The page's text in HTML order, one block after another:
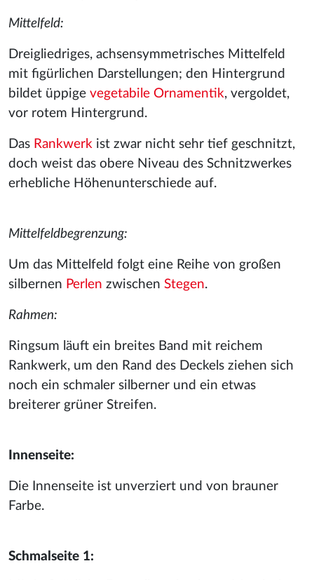
Mittelfeld:
Dreigliedriges, achsensymmetrisches Mittelfeld
mit figürlichen Darstellungen; den Hintergrund
bildet üppige vegetabile Ornamentik, vergoldet,
vor rotem Hintergrund.
Das Rankwerk ist zwar nicht sehr tief geschnitzt,
doch weist das obere Niveau des Schnitzwerkes
erhebliche Höhenunterschiede auf.
Mittelfeldbegrenzung:
Um das Mittelfeld folgt eine Reihe von großen
silbernen Perlen zwischen Stegen.
Rahmen:
Ringsum läuft ein breites Band mit reichem
Rankwerk, um den Rand des Deckels ziehen sich
noch ein schmaler silberner und ein etwas
breiterer grüner Streifen.
Innenseite:
Die Innenseite ist unverziert und von brauner
Farbe.
Schmalseite 1: